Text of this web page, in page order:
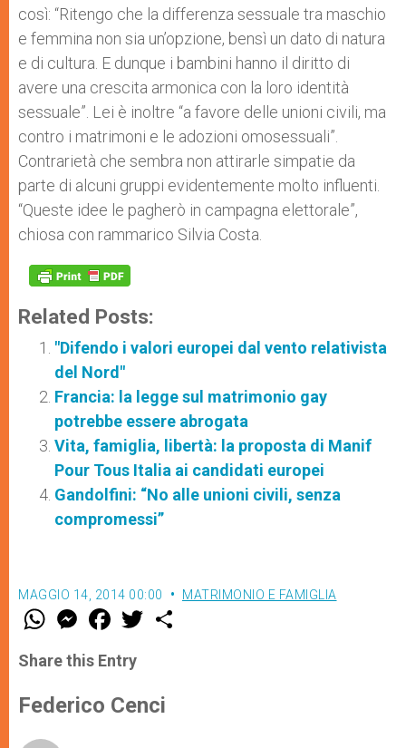
così: “Ritengo che la differenza sessuale tra maschio
e femmina non sia un’opzione, bensì un dato di natura
e di cultura. E dunque i bambini hanno il diritto di
avere una crescita armonica con la loro identità
sessuale”. Lei è inoltre “a favore delle unioni civili, ma
contro i matrimoni e le adozioni omosessuali”.
Contrarietà che sembra non attirarle simpatie da
parte di alcuni gruppi evidentemente molto influenti.
“Queste idee le pagherò in campagna elettorale”,
chiosa con rammarico Silvia Costa.
Related Posts:
"Difendo i valori europei dal vento relativista
del Nord"
Francia: la legge sul matrimonio gay
potrebbe essere abrogata
Vita, famiglia, libertà: la proposta di Manif
Pour Tous Italia ai candidati europei
Gandolfini: “No alle unioni civili, senza
compromessi”
MAGGIO 14, 2014 00:00 MATRIMONIO E FAMIGLIA
W
t
s
p
p
M
e
s
e
g
e
F
a
e
b
o
k
w
r
Share this Entry
Federico Cenci